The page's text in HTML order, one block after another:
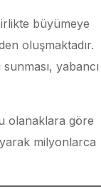
büyümeye
oluşmaktadır.
yabancı
olanaklara göre
milyonlarca